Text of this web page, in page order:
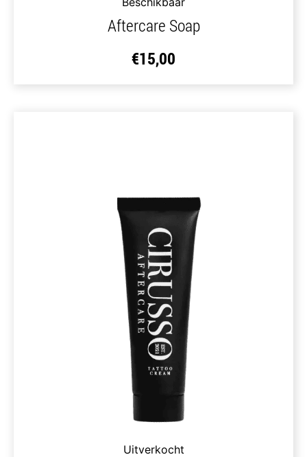
Aftercare Soap
€15,00
Uitverkocht